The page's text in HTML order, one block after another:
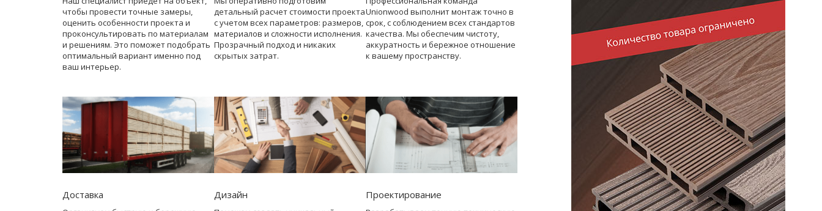
чтобы провести точные замеры,
оценить особенности проекта и
проконсультировать по материалам
и решениям. Это поможет подобрать
оптимальный вариант именно под
ваш интерьер.
детальный расчет стоимости проекта
с учетом всех параметров: размеров,
материалов и сложности исполнения.
Прозрачный подход и никаких
скрытых затрат.
Unionwood выполнит монтаж точно в
срок, с соблюдением всех стандартов
качества. Мы обеспечим чистоту,
аккуратность и бережное отношение
к вашему пространству.
Доставка Дизайн Проектирование